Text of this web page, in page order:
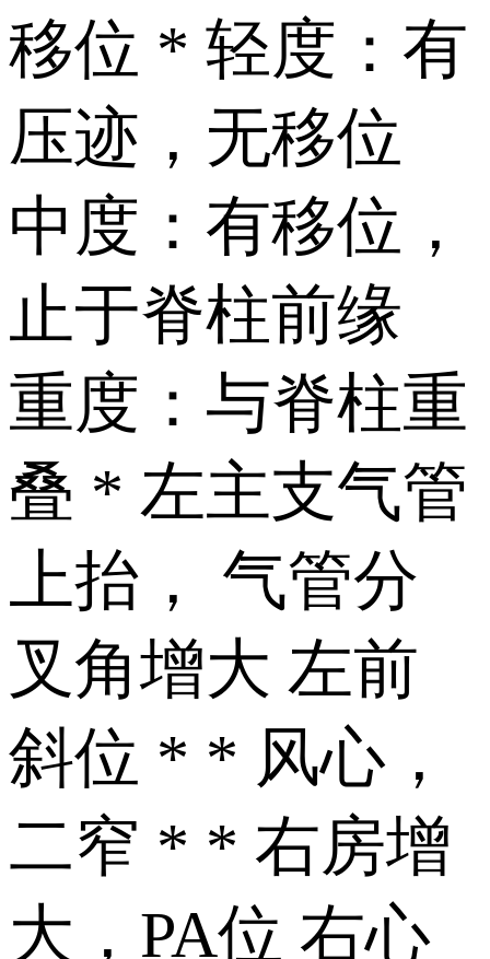
移位 * 轻度：有
压迹，无移位
中度：有移位，
止于脊柱前缘
重度：与脊柱重
叠 * 左主支气管
上抬， 气管分
叉角增大 左前
斜位 * * 风心，
二窄 * * 右房增
大，PA位 右心